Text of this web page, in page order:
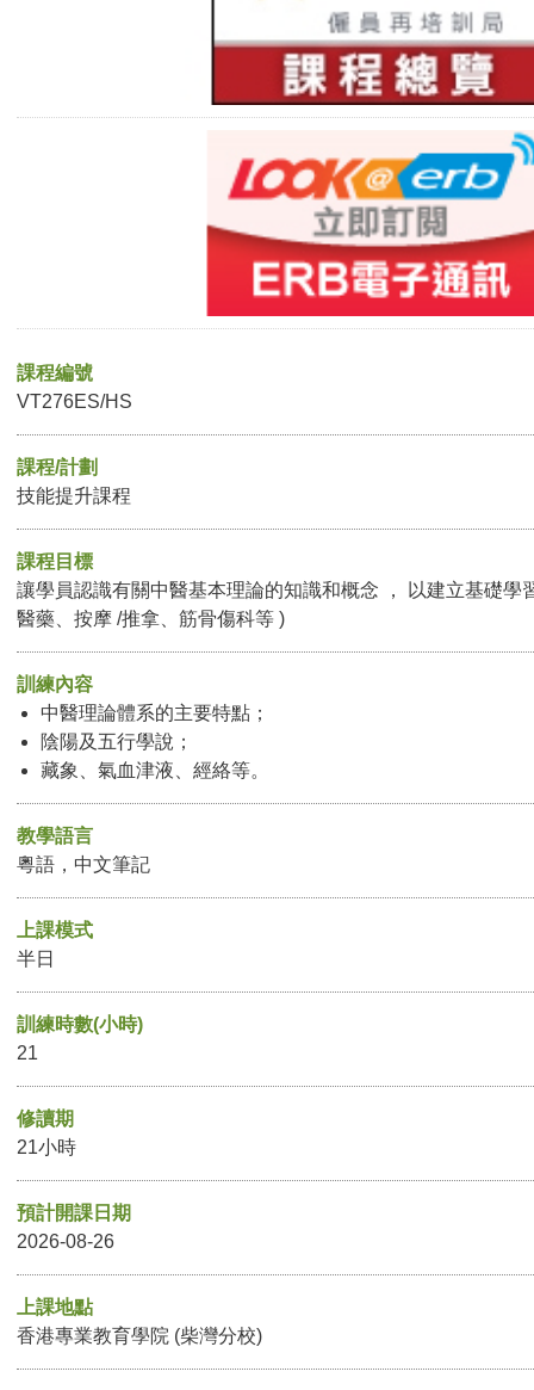
課程編號
VT276ES/HS
課程/計劃
技能提升課程
課程目標
讓學員認識有關中醫基本理論的知識和概念 ， 以建立基礎學
醫藥、按摩 /推拿、筋骨傷科等 )
訓練內容
中醫理論體系的主要特點；
陰陽及五行學說；
藏象、氣血津液、經絡等。
教學語言
粵語，中文筆記
上課模式
半日
訓練時數(小時)
21
修讀期
21小時
預計開課日期
2026-08-26
上課地點
香港專業教育學院 (柴灣分校)